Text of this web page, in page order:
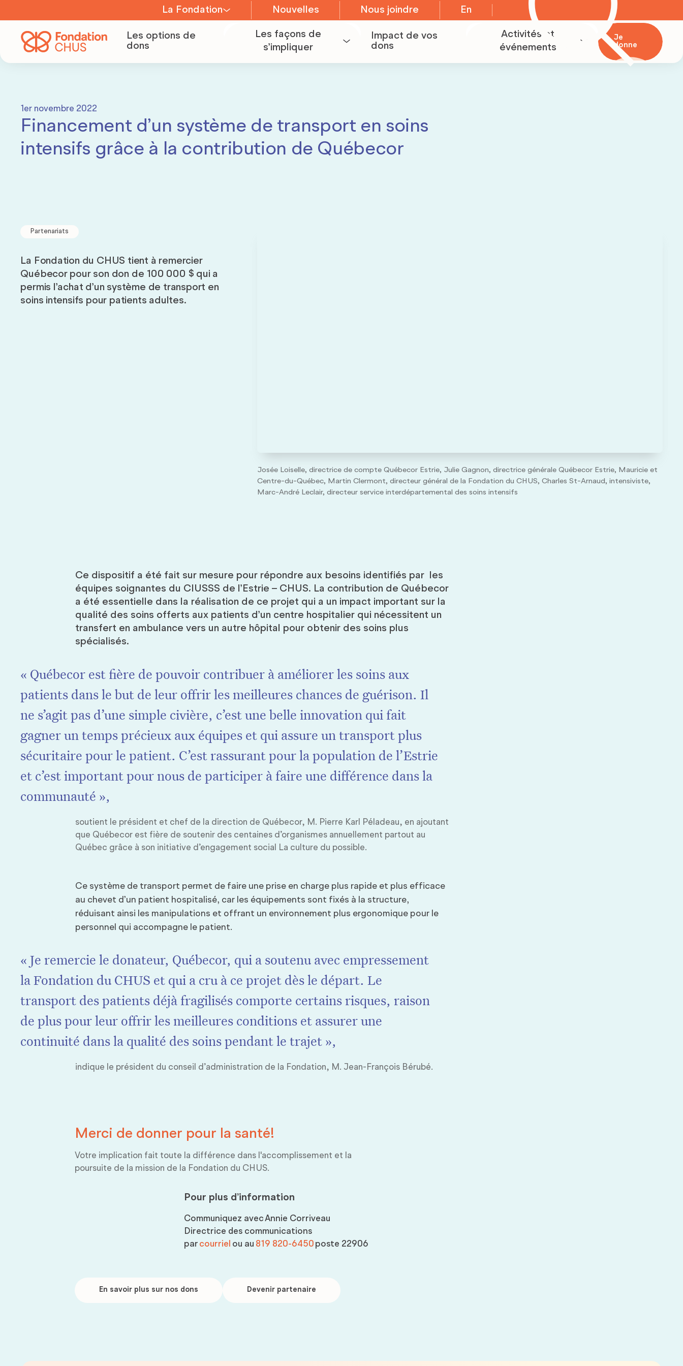
La Fondation
À propos
Conseil
d’administration
Rapports
d’impact
Nouvelles Nous joindre En
Les options de
dons
Les façons de
s’impliquer
Devenir bénévole
collecte de fonds
Impact de vos
dons
Activités et
événements
Événements
Je
donne
1er novembre 2022
Financement d’un système de transport en soins
intensifs grâce à la contribution de Québecor
Partenariats
La Fondation du CHUS tient à remercier
Québecor pour son don de 100 000 $ qui a
permis l’achat d’un système de transport en
soins intensifs pour patients adultes.
Josée Loiselle, directrice de compte Québecor Estrie, Julie Gagnon, directrice générale Québecor Estrie, Mauricie et
Centre-du-Québec, Martin Clermont, directeur général de la Fondation du CHUS, Charles St-Arnaud, intensiviste,
Marc-André Leclair, directeur service interdépartemental des soins intensifs
Ce dispositif a été fait sur mesure pour répondre aux besoins identifiés par les
équipes soignantes du CIUSSS de l’Estrie – CHUS. La contribution de Québecor
a été essentielle dans la réalisation de ce projet qui a un impact important sur la
qualité des soins offerts aux patients d’un centre hospitalier qui nécessitent un
transfert en ambulance vers un autre hôpital pour obtenir des soins plus
spécialisés.
« Québecor est fière de pouvoir contribuer à améliorer les soins aux
patients dans le but de leur offrir les meilleures chances de guérison. Il
ne s’agit pas d’une simple civière, c’est une belle innovation qui fait
gagner un temps précieux aux équipes et qui assure un transport plus
sécuritaire pour le patient. C’est rassurant pour la population de l’Estrie
et c’est important pour nous de participer à faire une différence dans la
communauté »,
soutient le président et chef de la direction de Québecor, M. Pierre Karl Péladeau, en ajoutant
que Québecor est fière de soutenir des centaines d’organismes annuellement partout au
Québec grâce à son initiative d’engagement social La culture du possible.
Ce système de transport permet de faire une prise en charge plus rapide et plus efficace
au chevet d’un patient hospitalisé, car les équipements sont fixés à la structure,
réduisant ainsi les manipulations et offrant un environnement plus ergonomique pour le
personnel qui accompagne le patient.
« Je remercie le donateur, Québecor, qui a soutenu avec empressement
la Fondation du CHUS et qui a cru à ce projet dès le départ. Le
transport des patients déjà fragilisés comporte certains risques, raison
de plus pour leur offrir les meilleures conditions et assurer une
continuité dans la qualité des soins pendant le trajet »,
indique le président du conseil d’administration de la Fondation, M. Jean-François Bérubé.
Merci de donner pour la santé!
Votre implication fait toute la différence dans l'accomplissement et la
poursuite de la mission de la Fondation du CHUS.
Pour plus d’information
Communiquez avecAnnie Corriveau
Directrice des communications
par courriel ou au 819 820-6450 poste 22906
En savoir plus sur nos dons
partenaireDevenir partenaire